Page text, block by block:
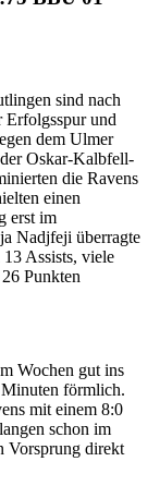
sind nach
Erfolgsspur und
dem Ulmer
Oskar-Kalbfell-
die Ravens
einen
erst im
Nadjfeji überragte
Assists, viele
Punkten
Wochen gut ins
förmlich.
mit einem 8:0
schon im
Vorsprung direkt